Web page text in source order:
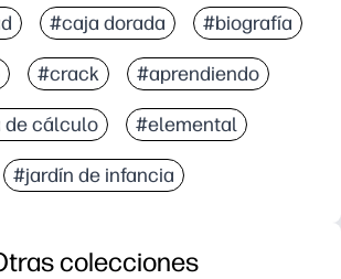
#caja dorada #biografía
#crack #aprendiendo
de cálculo #elemental
#jardín de infancia
colecciones